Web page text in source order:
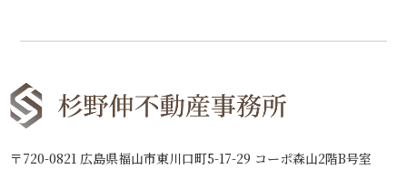
〒720-0821 広島県福山市東川口町5-17-29 コーポ森山2階B号室